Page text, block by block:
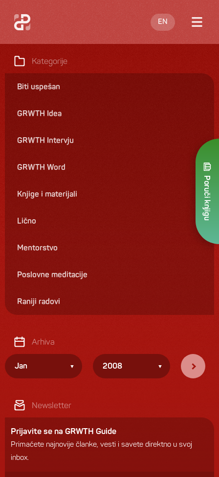
EN
O meni
Nastupi
Knjige
Ponuda
Kontakt
Poruči knjigu
Kategorije
Biti uspešan
GRWTH Idea
GRWTH Intervju
GRWTH Word
Knjige i materijali
Lično
Mentorstvo
Poslovne meditacije
Raniji radovi
Arhiva
Jan 2008
Newsletter
Prijavite se na GRWTH Guide
Primaćete najnovije članke, vesti i savete direktno u svoj
inbox.